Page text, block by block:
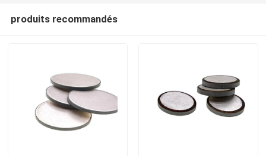
À la maison
produits recommandés